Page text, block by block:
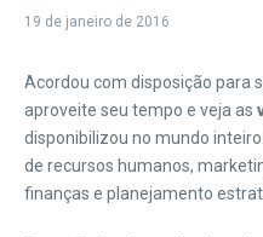
19 de janeiro de 2016
Acordou com disposição para
aproveite seu tempo e veja as
disponibilizou no mundo
de recursos humanos,
finanças e planejamento